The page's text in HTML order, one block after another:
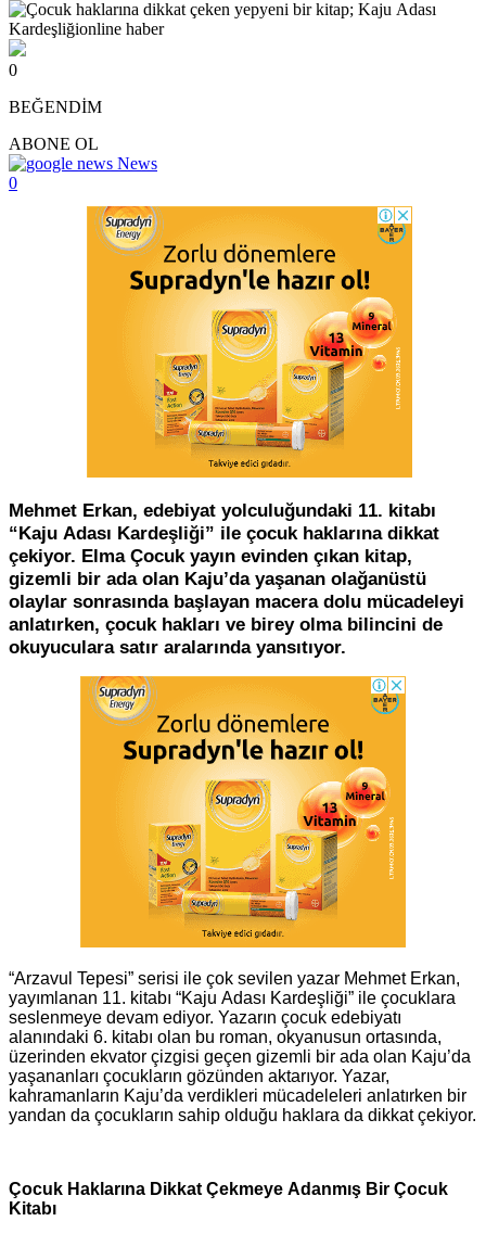
0
BEĞENDİM
ABONE OL
News
0
Mehmet Erkan, edebiyat yolculuğundaki 11. kitabı
“Kaju Adası Kardeşliği” ile çocuk haklarına dikkat
çekiyor. Elma Çocuk yayın evinden çıkan kitap,
gizemli bir ada olan Kaju’da yaşanan olağanüstü
olaylar sonrasında başlayan macera dolu mücadeleyi
anlatırken, çocuk hakları ve birey olma bilincini de
okuyuculara satır aralarında yansıtıyor.
“Arzavul Tepesi” serisi ile çok sevilen yazar Mehmet Erkan,
yayımlanan 11. kitabı “Kaju Adası Kardeşliği” ile çocuklara
seslenmeye devam ediyor. Yazarın çocuk edebiyatı
alanındaki 6. kitabı olan bu roman, okyanusun ortasında,
üzerinden ekvator çizgisi geçen gizemli bir ada olan Kaju’da
yaşananları çocukların gözünden aktarıyor. Yazar,
kahramanların Kaju’da verdikleri mücadeleleri anlatırken bir
yandan da çocukların sahip olduğu haklara da dikkat çekiyor.
Çocuk Haklarına Dikkat Çekmeye Adanmış Bir Çocuk
Kitabı